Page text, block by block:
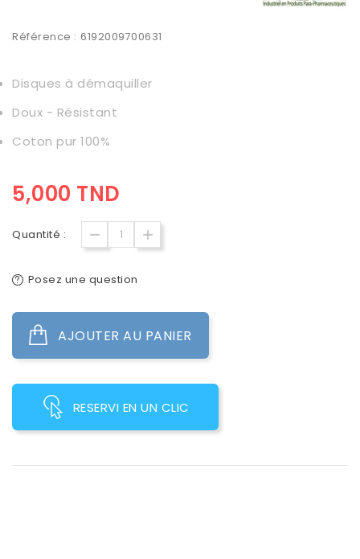
Référence : 6192009700631
Disques à démaquiller
Doux - Résistant
Coton pur 100%
5,000 TND
Quantité :
Posez une question
AJOUTER AU PANIER
RESERVI EN UN CLIC